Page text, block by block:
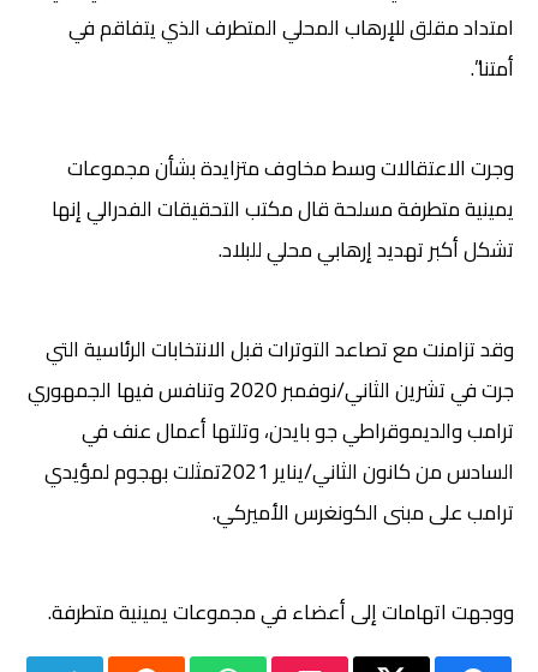
امتداد مقلق للإرهاب المحلي المتطرف الذي يتفاقم في
أمتنا”.
وجرت الاعتقالات وسط مخاوف متزايدة بشأن مجموعات
يمينية متطرفة مسلحة قال مكتب التحقيقات الفدرالي إنها
تشكل أكبر تهديد إرهابي محلي للبلاد.
وقد تزامنت مع تصاعد التوترات قبل الانتخابات الرئاسية التي
جرت في تشرين الثاني/نوفمبر 2020 وتنافس فيها الجمهوري
ترامب والديموقراطي جو بايدن، وتلتها أعمال عنف في
السادس من كانون الثاني/يناير 2021تمثلت بهجوم لمؤيدي
ترامب على مبنى الكونغرس الأميركي.
ووجهت اتهامات إلى أعضاء في مجموعات يمينية متطرفة.